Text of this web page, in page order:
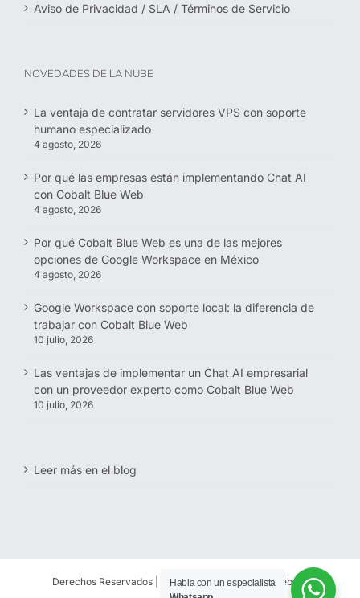
Aviso de Privacidad / SLA / Términos de Servicio
NOVEDADES DE LA NUBE
La ventaja de contratar servidores VPS con soporte
humano especializado
4 agosto, 2026
Por qué las empresas están implementando Chat AI
con Cobalt Blue Web
4 agosto, 2026
Por qué Cobalt Blue Web es una de las mejores
opciones de Google Workspace en México
4 agosto, 2026
Google Workspace con soporte local: la diferencia de
trabajar con Cobalt Blue Web
10 julio, 2026
Las ventajas de implementar un Chat AI empresarial
con un proveedor experto como Cobalt Blue Web
10 julio, 2026
Leer más en el blog
Derechos Reservados | 1997-2026 | Cobalt Blue Web SC
Habla con un especialista